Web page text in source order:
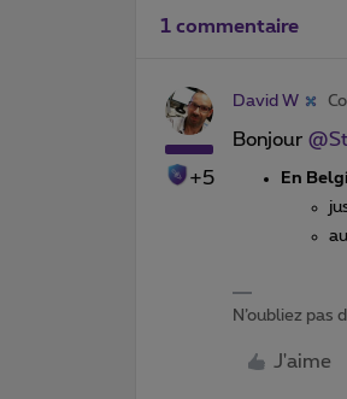
1 commentaire
+5
David W
Bonjour
En
N’oubliez pas
J'aime